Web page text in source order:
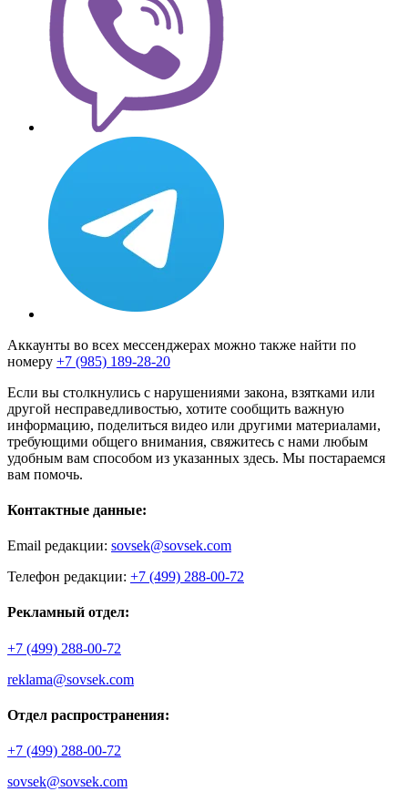
Аккаунты во всех мессенджерах можно также найти по
номеру +7 (985) 189-28-20
Если вы столкнулись с нарушениями закона, взятками или
другой несправедливостью, хотите сообщить важную
информацию, поделиться видео или другими материалами,
требующими общего внимания, свяжитесь с нами любым
удобным вам способом из указанных здесь. Мы постараемся
вам помочь.
Контактные данные:
Email редакции: sovsek@sovsek.com
Телефон редакции: +7 (499) 288-00-72
Рекламный отдел:
+7 (499) 288-00-72
reklama@sovsek.com
Отдел распространения:
+7 (499) 288-00-72
sovsek@sovsek.com